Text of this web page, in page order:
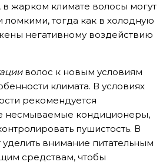
жарком климате волосы могут
ломкими, тогда как в холодную
негативному воздействию
волос к новым условиям
климата. В условиях
рекомендуется
несмываемые кондиционеры,
пушистость. В
уделить внимание питательным
средствам, чтобы